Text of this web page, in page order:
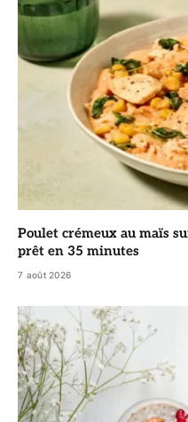
Poulet crémeux au maïs
prêt en 35 minutes
7 août 2026